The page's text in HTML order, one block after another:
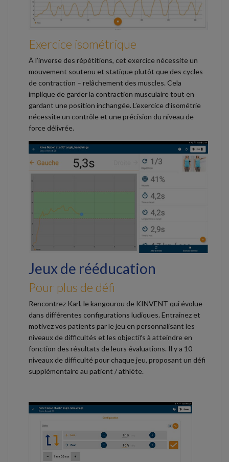
Exercice isométrique
À l’inverse des répétitions, cet exercice nécessite un
mouvement soutenu et statique plutôt que des cycles
de contraction – relâchement des muscles. Cela
implique de garder la contraction musculaire tout en
gardant une position inchangée. L’exercice d’isométrie
nécessite un contrôle et une précision du niveau de
force délivrée.
Jeux de rééducation
Pour plus de défi
Rencontrez Karl, le kangourou de KINVENT qui évolue
dans différentes configurations ludiques. Entrainez et
motivez vos patients par le jeu en personnalisant les
niveaux de difficultés et les objectifs à atteindre en
fonction des résultats de leurs évaluations. Il y a 10
niveaux de difficulté pour chaque jeu, proposant un défi
supplémentaire au patient / athlète.